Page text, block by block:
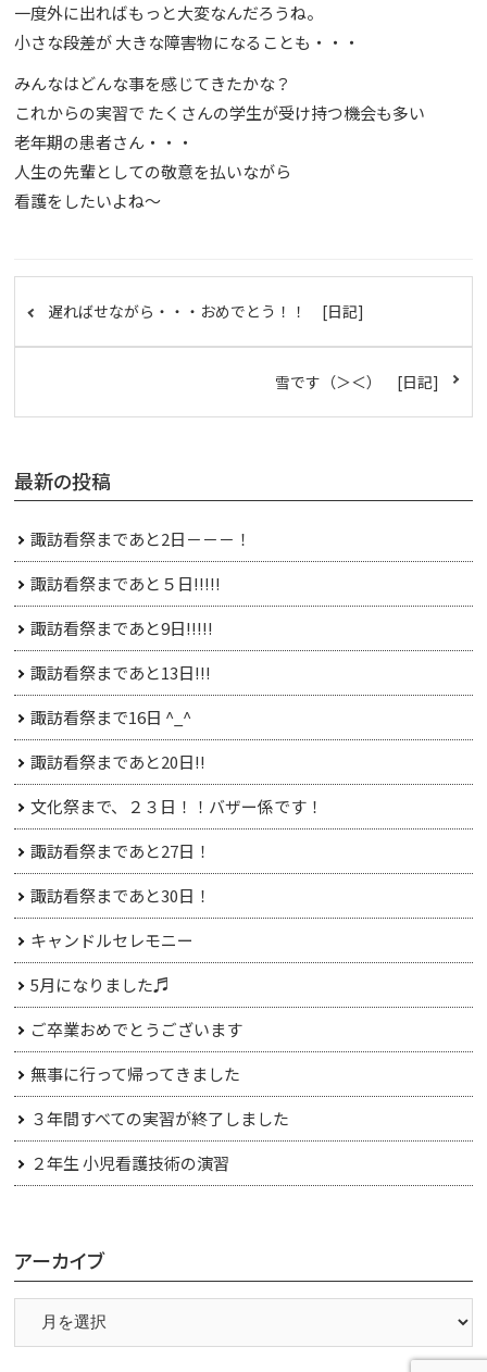
一度外に出ればもっと大変なんだろうね。
小さな段差が 大きな障害物になることも・・・
みんなはどんな事を感じてきたかな？
これからの実習で たくさんの学生が受け持つ機会も多い
老年期の患者さん・・・
人生の先輩としての敬意を払いながら
看護をしたいよね～
遅ればせながら・・・おめでとう！！ [日記]
雪です（＞＜） [日記]
最新の投稿
諏訪看祭まであと2日－－－！
諏訪看祭まであと５日!!!!!
諏訪看祭まであと9日!!!!!
諏訪看祭まであと13日!!!
諏訪看祭まで16日 ^_^
諏訪看祭まであと20日!!
文化祭まで、２３日！！バザー係です！
諏訪看祭まであと27日！
諏訪看祭まであと30日！
キャンドルセレモニー
5月になりました♬
ご卒業おめでとうございます
無事に行って帰ってきました
３年間すべての実習が終了しました
２年生 小児看護技術の演習
アーカイブ